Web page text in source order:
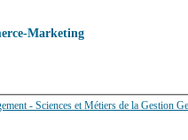
Marketing
- Sciences et Métiers de la Gestion